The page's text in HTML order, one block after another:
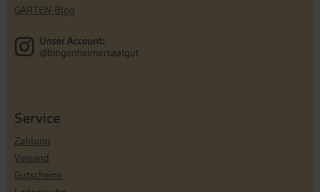
GARTEN-Blog
Service
Zahlung
Versand
Gutscheine